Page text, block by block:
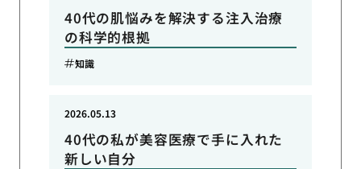
40代の肌悩みを解決する注入治療
の科学的根拠
知識
40代の私が美容医療で手に入れた
新しい自分
2026.05.13